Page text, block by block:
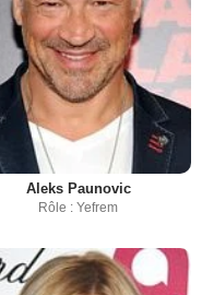
Aleks Paunovic
Rôle : Yefrem